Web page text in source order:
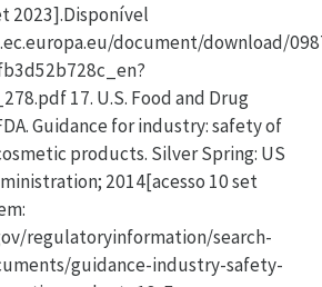
2023].Disponível
document/download/
17. U.S. Food and Drug
Guidance for industry: safety of
products. Silver Spring: US
2014[acesso 10 set
regulatoryinformation/search-
guidance-industry-safety-